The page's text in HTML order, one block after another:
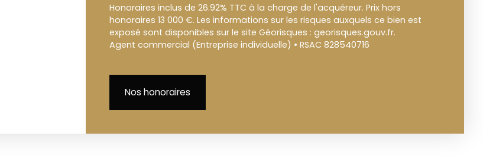
Honoraires inclus de 26.92% TTC à la charge de l'acquéreur. Prix hors
honoraires 13 000 €. Les informations sur les risques auxquels ce bien est
exposé sont disponibles sur le site Géorisques : georisques.gouv.fr.
Agent commercial (Entreprise individuelle) • RSAC 828540716
Nos honoraires